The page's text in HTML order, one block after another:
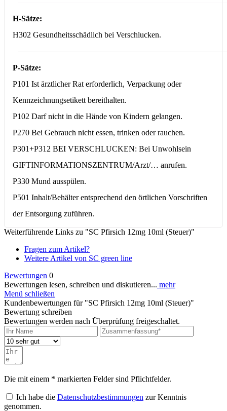
H-Sätze:
H302 Gesundheitsschädlich bei Verschlucken.
P-Sätze:
P101 Ist ärztlicher Rat erforderlich, Verpackung oder
Kennzeichnungsetikett bereithalten.
P102 Darf nicht in die Hände von Kindern gelangen.
P270 Bei Gebrauch nicht essen, trinken oder rauchen.
P301+P312 BEI VERSCHLUCKEN: Bei Unwohlsein
GIFTINFORMATIONSZENTRUM/Arzt/… anrufen.
P330 Mund ausspülen.
P501 Inhalt/Behälter entsprechend den örtlichen Vorschriften
der Entsorgung zuführen.
Weiterführende Links zu "SC Pfirsich 12mg 10ml (Steuer)"
Fragen zum Artikel?
Weitere Artikel von SC green line
Bewertungen 0
Bewertungen lesen, schreiben und diskutieren... mehr
Menü schließen
Kundenbewertungen für "SC Pfirsich 12mg 10ml (Steuer)"
Bewertung schreiben
Bewertungen werden nach Überprüfung freigeschaltet.
Die mit einem * markierten Felder sind Pflichtfelder.
Ich habe die Datenschutzbestimmungen zur Kenntnis
genommen.